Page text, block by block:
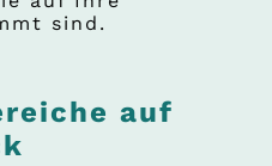
sind.
auf